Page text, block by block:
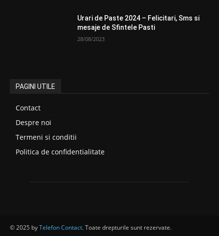
Urari de Paste 2024 – Felicitari, Sms si
mesaje de Sfintele Pasti
28/08/2023
PAGINI UTILE
Contact
Despre noi
Termeni si conditii
Politica de confidentialitate
© 2025 byTelefon Contact. Toate drepturile sunt rezervate.